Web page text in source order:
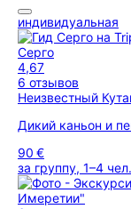
индивидуальная
Серго
4,67
6 отзывов
Неизвестный
Дикий каньон и
90 €
за группу, 1–4 чел.